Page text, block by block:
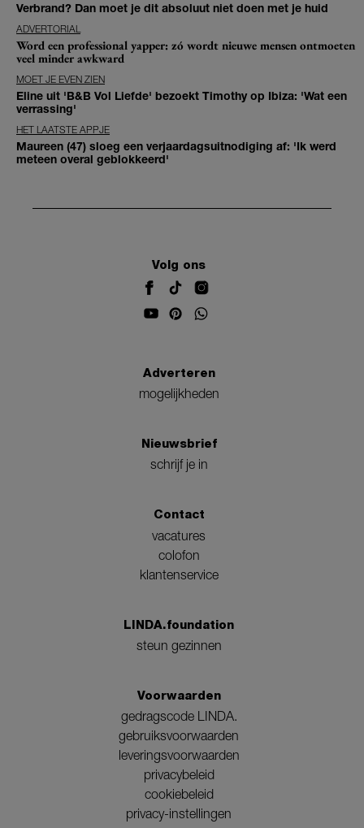
Verbrand? Dan moet je dit absoluut niet doen met je huid
ADVERTORIAL
Word een professional yapper: zó wordt nieuwe mensen ontmoeten
veel minder awkward
MOET JE EVEN ZIEN
Eline uit 'B&B Vol Liefde' bezoekt Timothy op Ibiza: 'Wat een
verrassing'
HET LAATSTE APPJE
Maureen (47) sloeg een verjaardagsuitnodiging af: 'Ik werd
meteen overal geblokkeerd'
Volg ons
Adverteren
mogelijkheden
Nieuwsbrief
schrijf je in
Contact
vacatures
colofon
klantenservice
LINDA.foundation
steun gezinnen
Voorwaarden
gedragscode LINDA.
gebruiksvoorwaarden
leveringsvoorwaarden
privacybeleid
cookiebeleid
privacy-instellingen